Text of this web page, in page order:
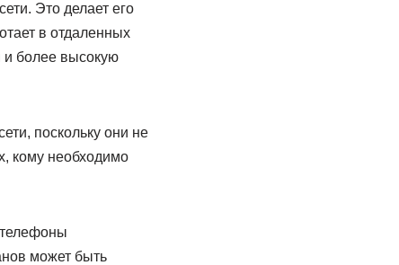
Это делает его
в отдаленных
и более высокую
поскольку они не
кому необходимо
может быть